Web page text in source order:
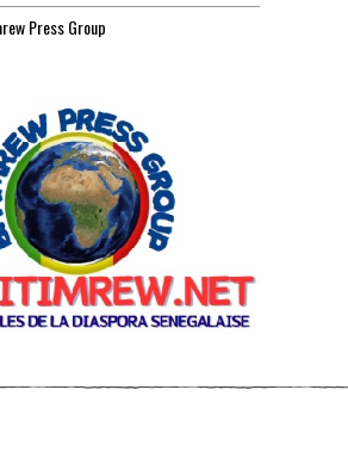
Press Group